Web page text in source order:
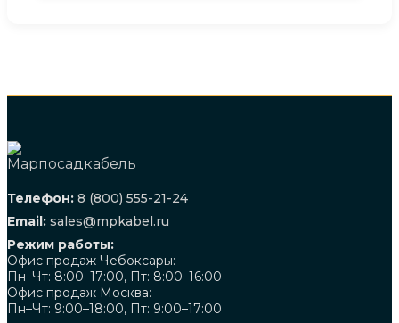
Телефон: 8 (800) 555-21-24
Email: sales@mpkabel.ru
Режим работы:
Офис продаж Чебоксары:
Пн–Чт: 8:00–17:00, Пт: 8:00–16:00
Офис продаж Москва:
Пн–Чт: 9:00–18:00, Пт: 9:00–17:00